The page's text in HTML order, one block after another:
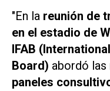
"En la reunión de
en el estadio de
IFAB
Board) abordó las
paneles